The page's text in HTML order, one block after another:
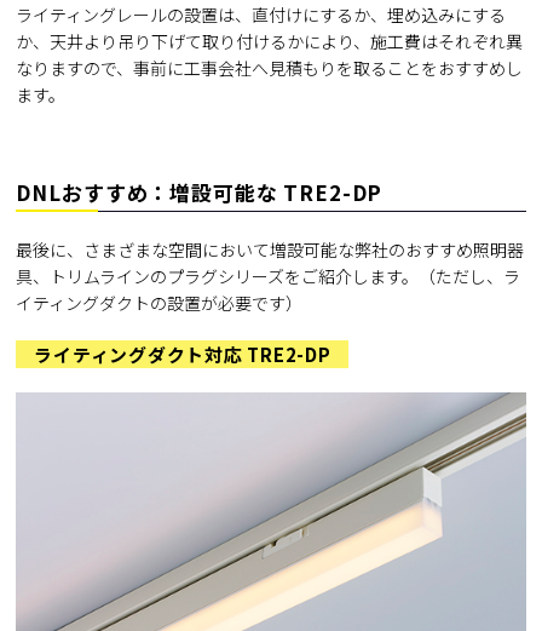
ライティングレールの設置は、直付けにするか、埋め込みにする
か、天井より吊り下げて取り付けるかにより、施工費はそれぞれ異
なりますので、事前に工事会社へ見積もりを取ることをおすすめし
ます。
DNLおすすめ：増設可能な TRE2-DP
最後に、さまざまな空間において増設可能な弊社のおすすめ照明器
具、トリムラインのプラグシリーズをご紹介します。（ただし、ラ
イティングダクトの設置が必要です）
ライティングダクト対応 TRE2-DP